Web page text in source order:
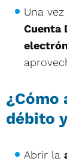
Una
Cuenta
¿Cómo
débito
Abrir la